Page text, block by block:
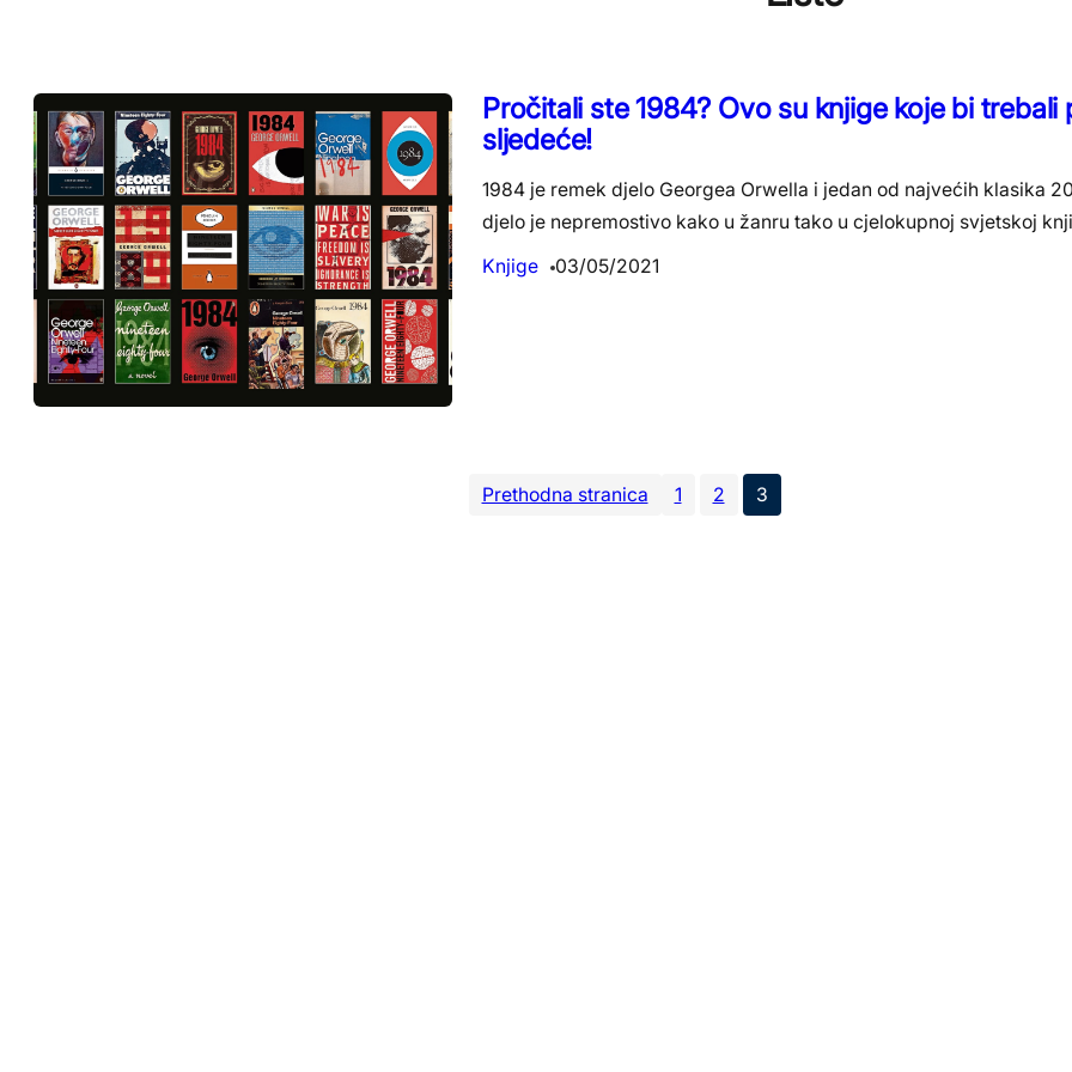
Pročitali ste 1984? Ovo su knjige koje bi trebali
sljedeće!
1984 je remek djelo Georgea Orwella i jedan od najvećih klasika
djelo je nepremostivo kako u žanru tako u cjelokupnoj svjetskoj
Knjige
03/05/2021
Prethodna stranica 1 2 3